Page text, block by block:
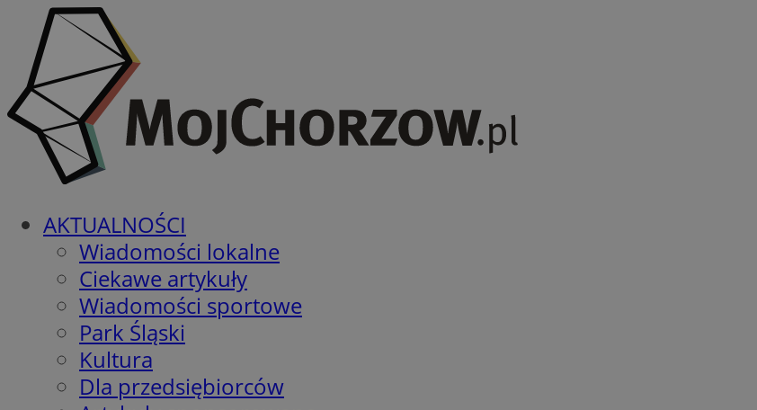
AKTUALNOŚCI
Wiadomości lokalne
Ciekawe artykuły
Wiadomości sportowe
Park Śląski
Kultura
Dla przedsiębiorców